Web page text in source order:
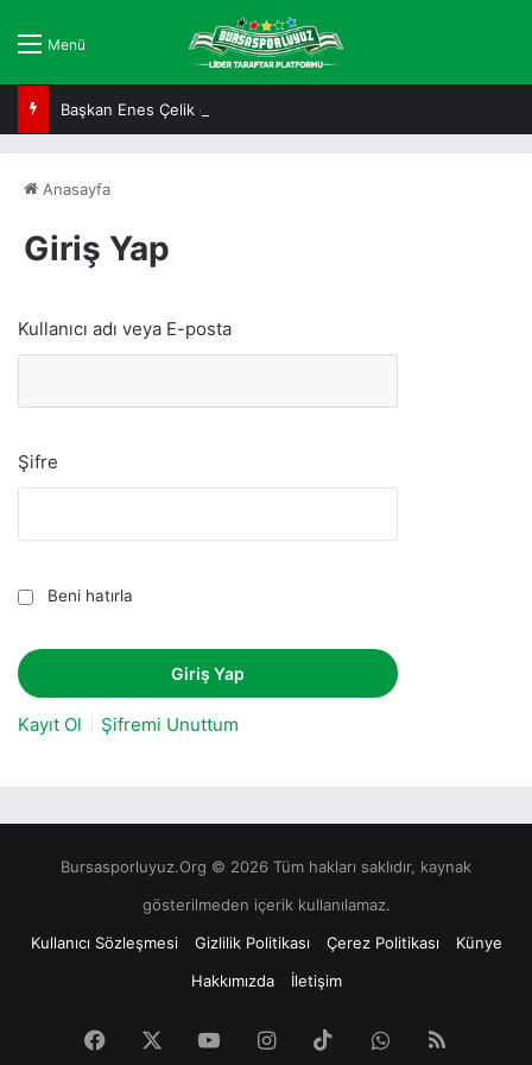
Menü
Başkan Enes Çelik çok mutlu
Anasayfa
Giriş Yap
Kullanıcı adı veya E-posta
Şifre
Beni hatırla
Kayıt Ol Şifremi Unuttum
Bursasporluyuz.Org © 2026 Tüm hakları saklıdır, kaynak
gösterilmeden içerik kullanılamaz.
Kullanıcı Sözleşmesi
Gizlilik Politikası Çerez Politikası
Künye
Hakkımızda
İletişim
Facebook YouTubeInstagram
TikTokWhatsApp
RSS